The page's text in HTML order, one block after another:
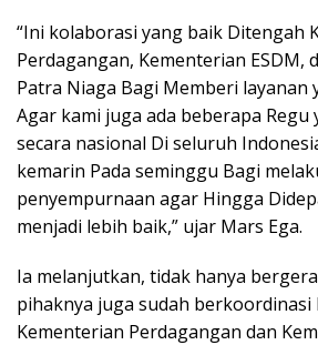
“Ini kolaborasi yang baik Ditengah
Perdagangan, Kementerian ESDM,
Patra Niaga Bagi Memberi layanan
Agar kami juga ada beberapa
secara nasional Di seluruh
kemarin Pada seminggu Bagi
penyempurnaan agar Hingga
menjadi lebih baik,” ujar Mars Ega.
Ia melanjutkan, tidak hanya
pihaknya juga sudah berkoordinasi
Kementerian Perdagangan dan